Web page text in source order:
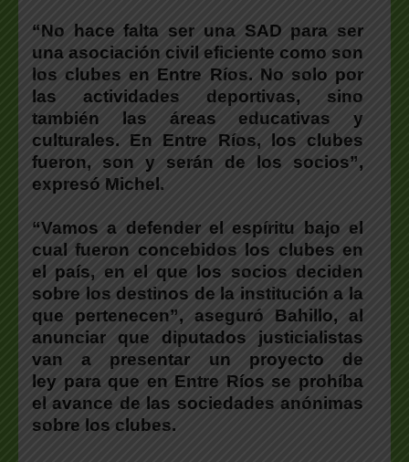
“No hace falta ser una SAD para ser
una asociación civil eficiente como son
los clubes en Entre Ríos. No solo por
las actividades deportivas, sino
también las áreas educativas y
culturales. En Entre Ríos, los clubes
fueron, son y serán de los socios”,
expresó Michel.
“Vamos a defender el espíritu bajo el
cual fueron concebidos los clubes en
el país, en el que los socios deciden
sobre los destinos de la institución a la
que pertenecen”, aseguró Bahillo, al
anunciar que diputados justicialistas
van a presentar un proyecto de
ley para que en Entre Ríos se prohíba
el avance de las sociedades anónimas
sobre los clubes.